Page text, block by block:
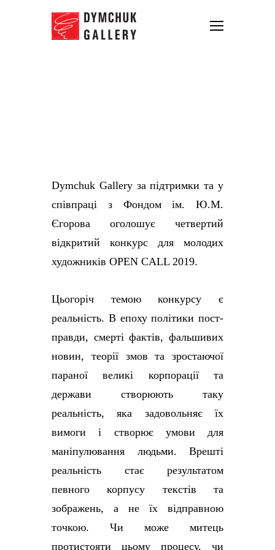
Dymchuk Gallery за підтримки та у
співпраці з Фондом ім. Ю.М.
Єгорова оголошує четвертий
відкритий конкурс для молодих
художників OPEN CALL 2019.
Цьогоріч темою конкурсу є
реальність. В епоху політики пост-
правди, смерті фактів, фальшивих
новин, теорії змов та зростаючої
параної великі корпорації та
держави створюють таку
реальність, яка задовольняє їх
вимоги і створює умови для
маніпулювання людьми. Врешті
реальність стає результатом
певного корпусу текстів та
зображень, а не їх відправною
точкою. Чи може митець
протистояти цьому процесу, чи